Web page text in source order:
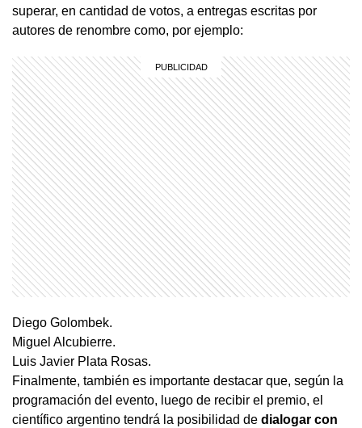
superar, en cantidad de votos, a entregas escritas por
autores de renombre como, por ejemplo:
Diego Golombek.
Miguel Alcubierre.
Luis Javier Plata Rosas.
Finalmente, también es importante destacar que, según la
programación del evento, luego de recibir el premio, el
científico argentino tendrá la posibilidad de dialogar con